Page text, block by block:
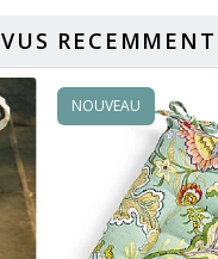
VUS RECEMMENT
NOUVEAU